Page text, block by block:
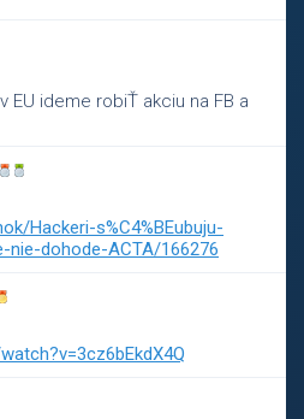
EU ideme robiŤ akciu na FB a
Hackeri-s%C4%BEubuju-
nie-dohode-ACTA/166276